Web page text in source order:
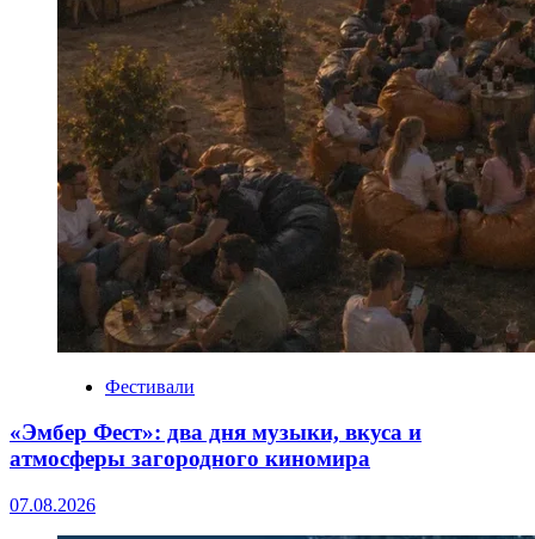
Фестивали
«Эмбер Фест»: два дня музыки, вкуса и
атмосферы загородного киномира
07.08.2026